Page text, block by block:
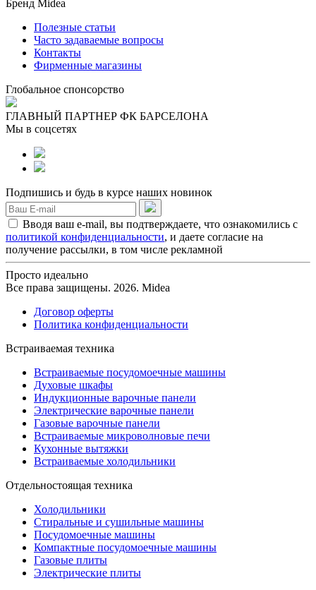
Бренд Midea
Полезные статьи
Часто задаваемые вопросы
Контакты
Фирменные магазины
Глобальное спонсорство
ГЛАВНЫЙ ПАРТНЕР ФК БАРСЕЛОНА
Мы в соцсетях
Подпишись и будь в курсе наших новинок
Вводя ваш e-mail, вы подтверждаете, что ознакомились с
политикой конфиденциальности, и даете согласие на
получение рассылки, в том числе рекламной
Просто идеально
Все права защищены. 2026. Midea
Договор оферты
Политика конфиденциальности
Встраиваемая техника
Встраиваемые посудомоечные машины
Духовые шкафы
Индукционные варочные панели
Электрические варочные панели
Газовые варочные панели
Встраиваемые микроволновые печи
Кухонные вытяжки
Встраиваемые холодильники
Отдельностоящая техника
Холодильники
Стиральные и сушильные машины
Посудомоечные машины
Компактные посудомоечные машины
Газовые плиты
Электрические плиты